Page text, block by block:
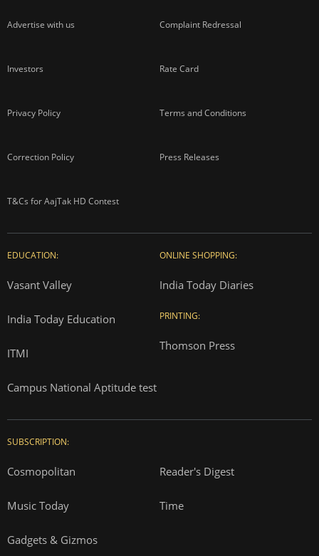
Advertise with us Complaint Redressal
Investors Rate Card
Privacy Policy Terms and Conditions
Correction Policy Press Releases
T&Cs for AajTak HD Contest
EDUCATION:
Vasant Valley
India Today Education
ITMI
Campus National Aptitude test
ONLINE SHOPPING:
India Today Diaries
PRINTING:
Thomson Press
SUBSCRIPTION:
Cosmopolitan Reader's Digest
Music Today Time
Gadgets & Gizmos